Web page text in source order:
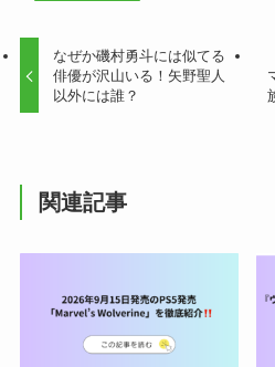
なぜか磯村勇斗には似てる
俳優が沢山いる！矢野聖人
以外には誰？
関連記事